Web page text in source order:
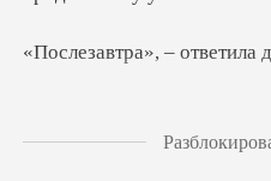
а», – ответ